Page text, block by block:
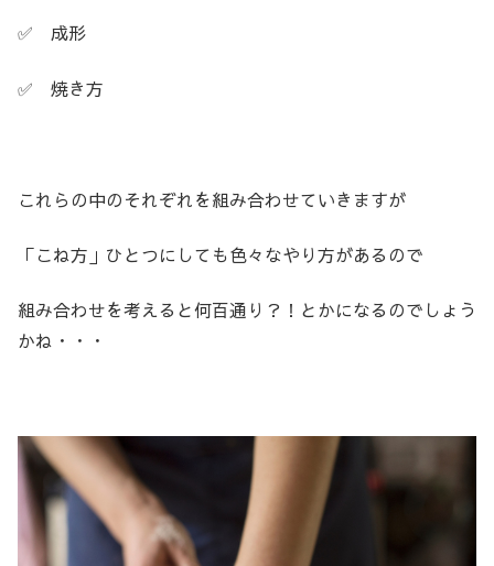
✅ 成形
✅ 焼き方
これらの中のそれぞれを組み合わせていきますが
「こね方」ひとつにしても色々なやり方があるので
組み合わせを考えると何百通り？！とかになるのでしょう
かね・・・